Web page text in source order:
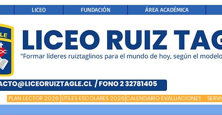
LICEO FUNDACIÓN ÁREA ACADÉMICA
PLAN LECTOR 2026 ÚTILES ESCOLARES 2026 CALENDARIO EVALUACIONES